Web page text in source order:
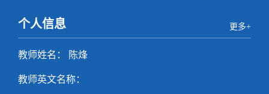
个人信息 更多+
教师姓名： 陈烽
教师英文名称：